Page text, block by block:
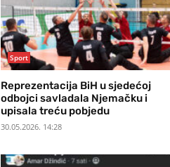
Sport
Reprezentacija BiH u sjedećoj
odbojci savladala Njemačku i
upisala treću pobjedu
30.05.2026. 14:28